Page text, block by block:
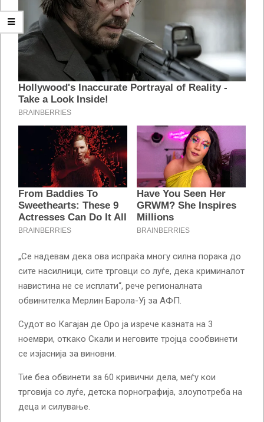
„Се надевам дека ова испраќа многу силна порака до
сите насилници, сите трговци со луѓе, дека криминалот
навистина не се исплати“, рече регионалната
обвинителка Мерлин Барола-Уј за АФП.
Судот во Кагајан де Оро ја изрече казната на 3
ноември, откако Скали и неговите тројца сообвинети
се изјаснија за виновни.
Тие беа обвинети за 60 кривични дела, меѓу кои
трговија со луѓе, детска порнографија, злоупотреба на
деца и силување.